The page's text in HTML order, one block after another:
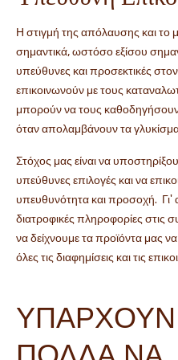
Η στιγμή της απόλαυσης και το
σημαντικά, ωστόσο εξίσου
υπεύθυνες και προσεκτικές
επικοινωνούν με τους
μπορούν να τους
όταν απολαμβάνουν τα
Στόχος μας είναι να
υπεύθυνες επιλογές και να
υπευθυνότητα και προσοχή. Γι'
διατροφικές πληροφορίες στις
να δείχνουμε τα προϊόντα μας
όλες τις διαφημίσεις και τις